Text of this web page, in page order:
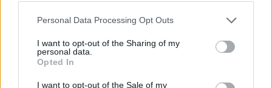
Personal Data Processing Opt Outs
I want to opt-out of the Sharing of my
personal data.
Opted In
I want to opt-out of the Sale of my
ponovo se utvrđuje njen iznos u skladu s brojem